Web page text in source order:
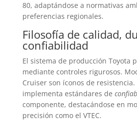
80, adaptándose a normativas
preferencias regionales.
Filosofía de calidad,
confiabilidad
El sistema de producción Toyota
mediante controles rigurosos.
Cruiser son íconos de resistencia.
implementa estándares de
componente, destacándose en
precisión como el VTEC.